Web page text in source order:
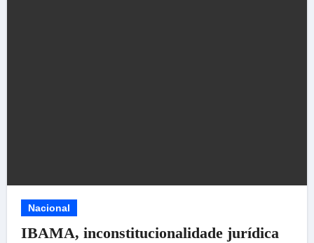
Nacional
IBAMA, inconstitucionalidade jurídica